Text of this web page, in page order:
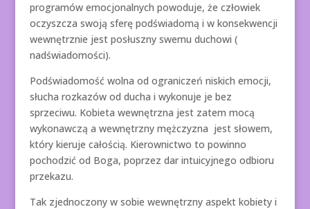
programów emocjonalnych powoduje, że człowiek
oczyszcza swoją sferę podświadomą i w konsekwencji
wewnętrznie jest posłuszny swemu duchowi (
nadświadomości).
Podświadomość wolna od ograniczeń niskich emocji,
słucha rozkazów od ducha i wykonuje je bez
sprzeciwu. Kobieta wewnętrzna jest zatem mocą
wykonawczą a wewnętrzny mężczyzna jest słowem,
który kieruje całością. Kierownictwo to powinno
pochodzić od Boga, poprzez dar intuicyjnego odbioru
przekazu.
Tak zjednoczony w sobie wewnętrzny aspekt kobiety i